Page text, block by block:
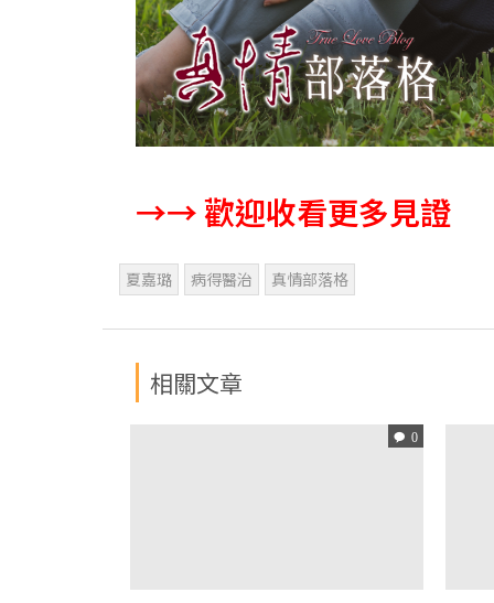
→→ 歡迎收看更多見證
夏嘉璐 病得醫治 真情部落格
相關文章
0